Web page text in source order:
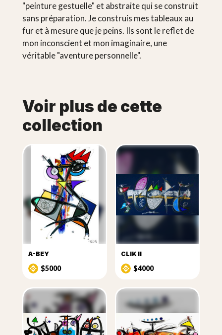
"peinture gestuelle" et abstraite qui se construit
sans préparation. Je construis mes tableaux au
fur et à mesure que je peins. Ils sont le reflet de
mon inconscient et mon imaginaire, une
véritable "aventure personnelle".
Voir plus de cette
collection
A-BEY
$5000
CLIK II
$4000